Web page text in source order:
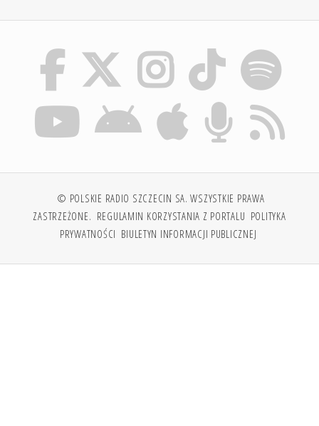
© POLSKIE RADIO SZCZECIN SA. WSZYSTKIE PRAWA
ZASTRZEŻONE. REGULAMIN KORZYSTANIA Z PORTALU POLITYKA
PRYWATNOŚCI BIULETYN INFORMACJI PUBLICZNEJ